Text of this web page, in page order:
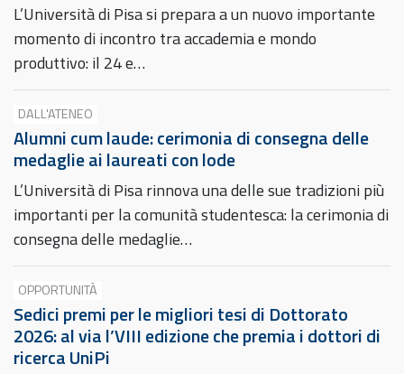
L’Università di Pisa si prepara a un nuovo importante
momento di incontro tra accademia e mondo
produttivo: il 24 e…
DALL'ATENEO
Alumni cum laude: cerimonia di consegna delle
medaglie ai laureati con lode
L’Università di Pisa rinnova una delle sue tradizioni più
importanti per la comunità studentesca: la cerimonia di
consegna delle medaglie…
OPPORTUNITÀ
Sedici premi per le migliori tesi di Dottorato
2026: al via l’VIII edizione che premia i dottori di
ricerca UniPi